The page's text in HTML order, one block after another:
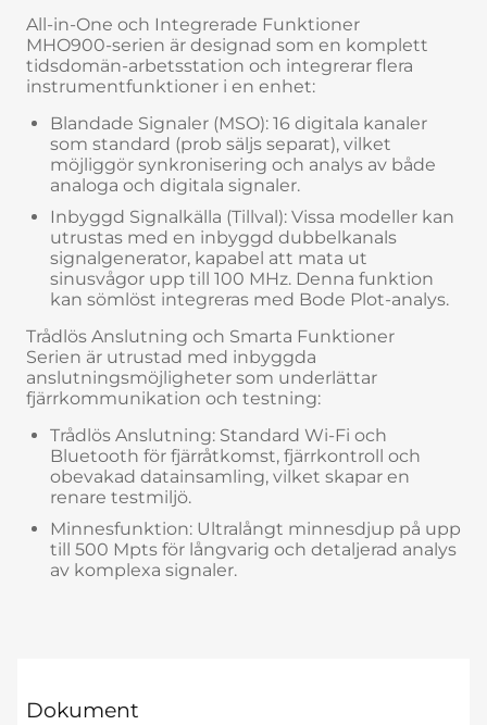
All-in-One och Integrerade Funktioner
MHO900-serien är designad som en komplett
tidsdomän-arbetsstation och integrerar flera
instrumentfunktioner i en enhet:
Blandade Signaler (MSO): 16 digitala kanaler
som standard (prob säljs separat), vilket
möjliggör synkronisering och analys av både
analoga och digitala signaler.
Inbyggd Signalkälla (Tillval): Vissa modeller kan
utrustas med en inbyggd dubbelkanals
signalgenerator, kapabel att mata ut
sinusvågor upp till 100 MHz. Denna funktion
kan sömlöst integreras med Bode Plot-analys.
Trådlös Anslutning och Smarta Funktioner
Serien är utrustad med inbyggda
anslutningsmöjligheter som underlättar
fjärrkommunikation och testning:
Trådlös Anslutning: Standard Wi-Fi och
Bluetooth för fjärråtkomst, fjärrkontroll och
obevakad datainsamling, vilket skapar en
renare testmiljö.
Minnesfunktion: Ultralångt minnesdjup på upp
till 500 Mpts för långvarig och detaljerad analys
av komplexa signaler.
Dokument